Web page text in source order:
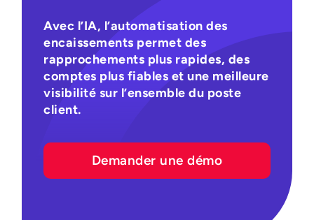
Avec l’IA, l’automatisation des
encaissements permet des
rapprochements plus rapides, des
comptes plus fiables et une meilleure
visibilité sur l’ensemble du poste
client.
Demander une démo